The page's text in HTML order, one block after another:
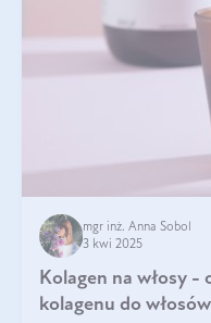
mgr inż. Anna Sobol
3 kwi 2025
Kolagen na włosy
kolagenu do włosów